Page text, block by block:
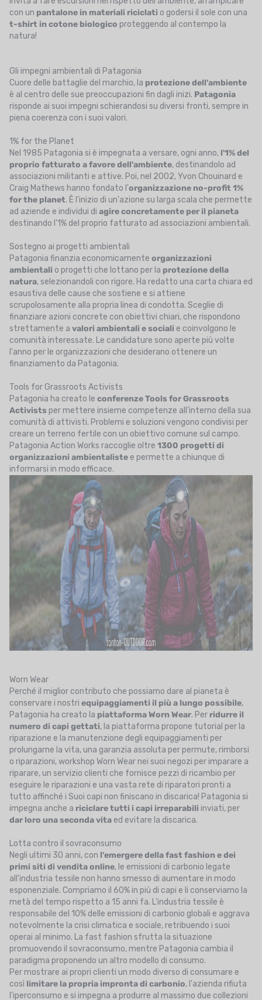
con un pantalone in materiali riciclati o godersi il sole con una
t-shirt in cotone biologico proteggendo al contempo la
natura!
Gli impegni ambientali di Patagonia
Cuore delle battaglie del marchio, la protezione dell'ambiente
è al centro delle sue preoccupazioni fin dagli inizi. Patagonia
risponde ai suoi impegni schierandosi su diversi fronti, sempre in
piena coerenza con i suoi valori.
1% for the Planet
Nel 1985 Patagonia si è impegnata a versare, ogni anno, l'1% del
proprio fatturato a favoredell'ambiente, destinandolo ad
associazioni militanti e attive. Poi, nel 2002, Yvon Chouinard e
Craig Mathews hanno fondato l'organizzazione no-profit 1%
for the planet. È l'inizio di un'azione su larga scala che permette
ad aziende e individui di agire concretamente per il pianeta
destinando l'1% del proprio fatturato ad associazioni ambientali.
Sostegno ai progetti ambientali
Patagonia finanzia economicamente organizzazioni
ambientali o progetti che lottano per la protezione della
natura, selezionandoli con rigore. Ha redatto una carta chiara ed
esaustiva delle cause che sostiene e si attiene
scrupolosamente alla propria linea di condotta. Sceglie di
finanziare azioni concrete con obiettivi chiari, che rispondono
strettamente a valori ambientali e sociali e coinvolgono le
comunità interessate. Le candidature sono aperte più volte
l'anno per le organizzazioni che desiderano ottenere un
finanziamento da Patagonia.
Tools for Grassroots Activists
Patagonia ha creato le conferenze Tools for Grassroots
Activists per mettere insieme competenze all'interno della sua
comunità di attivisti. Problemi e soluzioni vengono condivisi per
creare un terreno fertile con un obiettivo comune sul campo.
Patagonia Action Works raccoglie oltre 1300 progetti di
organizzazioni ambientaliste e permette a chiunque di
informarsi in modo efficace.
Worn Wear
Perché il miglior contributo che possiamo dare al pianeta è
conservare i nostri equipaggiamenti il più a lungo possibile,
Patagonia ha creato la piattaforma Worn Wear. Per ridurre il
numero di capi gettati, la piattaforma propone tutorial per la
riparazione e la manutenzione degli equipaggiamenti per
prolungarne la vita, una garanzia assoluta per permute, rimborsi
o riparazioni, workshop Worn Wear nei suoi negozi per imparare a
riparare, un servizio clienti che fornisce pezzi di ricambio per
eseguire le riparazioni e una vasta rete di riparatori pronti a
tutto affinché i Suoi capi non finiscano in discarica! Patagonia si
impegna anche a riciclare tutti i capi irreparabili inviati, per
dar loro una seconda vita ed evitare la discarica.
Lotta contro il sovraconsumo
Negli ultimi 30 anni, con l'emergere della fast fashion e dei
primi siti di vendita online, le emissioni di carbonio legate
all'industria tessile non hanno smesso di aumentare in modo
esponenziale. Compriamo il 60% in più di capi e li conserviamo la
metà del tempo rispetto a 15 anni fa. L'industria tessile è
responsabile del 10% delle emissioni di carbonio globali e aggrava
notevolmente la crisi climatica e sociale, retribuendo i suoi
operai al minimo. La fast fashion sfrutta la situazione
promuovendo il sovraconsumo, mentre Patagonia cambia il
paradigma proponendo un altro modello di consumo.
Per mostrare ai propri clienti un modo diverso di consumare e
così limitare la propria impronta di carbonio, l'azienda rifiuta
l'iperconsumo e si impegna a produrre al massimo due collezioni